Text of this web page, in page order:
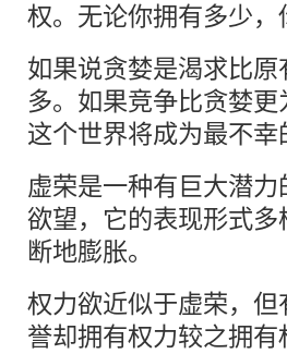
权。无论你拥有多少
如果说贪婪是渴求比
多。如果竞争比贪婪
这个世界将成为最不幸
虚荣是一种有巨大潜
欲望，它的表现形式
断地膨胀。
权力欲近似于虚荣，
誉却拥有权力较之拥